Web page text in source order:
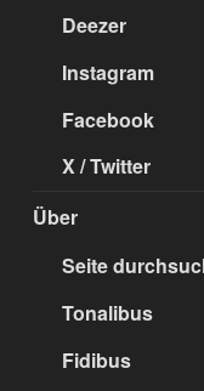
Deezer
Instagram
Facebook
X / Twitter
Über
Seite
Tonalibus
Fidibus